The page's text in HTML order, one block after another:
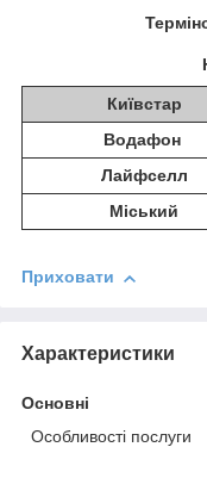
Київстар
Водафон
Лайфселл
Міський
Приховати
Характеристики
Основні
Особливості послуги